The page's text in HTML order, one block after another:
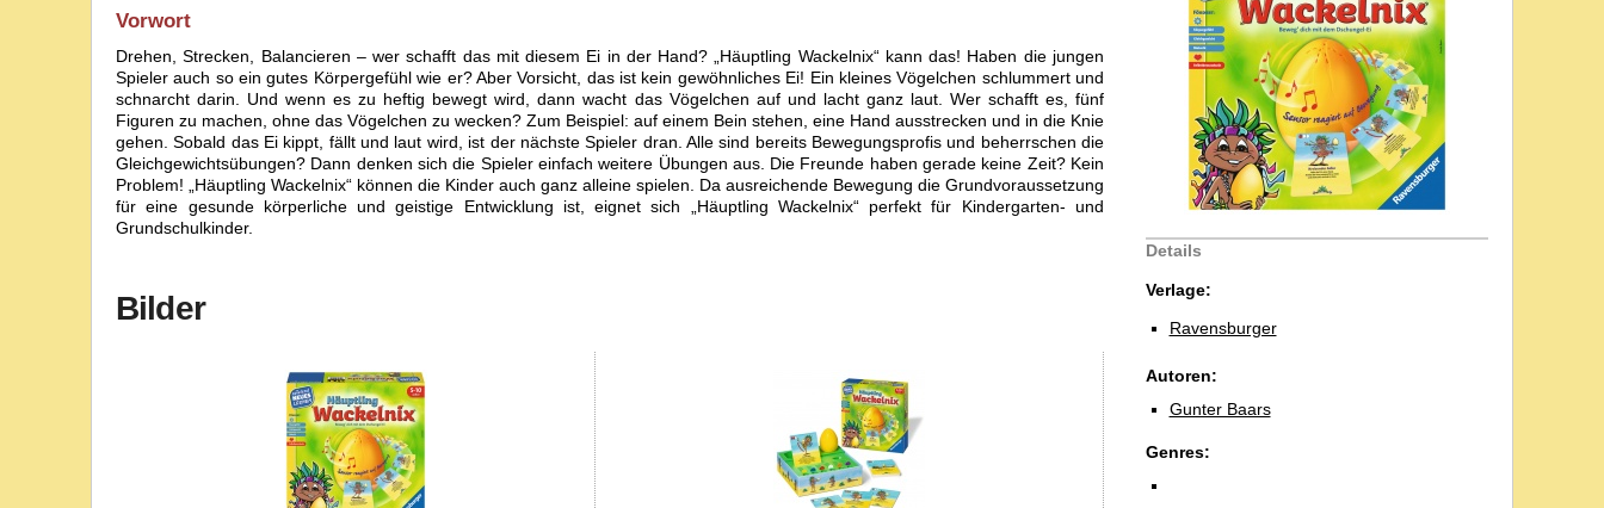
Details
Verlage:
Ravensburger
Autoren:
Gunter Baars
Genres:
Vorwort
Drehen, Strecken, Balancieren – wer schafft das mit diesem Ei in der Hand? „Häuptling Wackelnix“ kann das! Haben die jungen
Spieler auch so ein gutes Körpergefühl wie er? Aber Vorsicht, das ist kein gewöhnliches Ei! Ein kleines Vögelchen schlummert und
schnarcht darin. Und wenn es zu heftig bewegt wird, dann wacht das Vögelchen auf und lacht ganz laut. Wer schafft es, fünf
Figuren zu machen, ohne das Vögelchen zu wecken? Zum Beispiel: auf einem Bein stehen, eine Hand ausstrecken und in die Knie
gehen. Sobald das Ei kippt, fällt und laut wird, ist der nächste Spieler dran. Alle sind bereits Bewegungsprofis und beherrschen die
Gleichgewichtsübungen? Dann denken sich die Spieler einfach weitere Übungen aus. Die Freunde haben gerade keine Zeit? Kein
Problem! „Häuptling Wackelnix“ können die Kinder auch ganz alleine spielen. Da ausreichende Bewegung die Grundvoraussetzung
für eine gesunde körperliche und geistige Entwicklung ist, eignet sich „Häuptling Wackelnix“ perfekt für Kindergarten- und
Grundschulkinder.
Bilder